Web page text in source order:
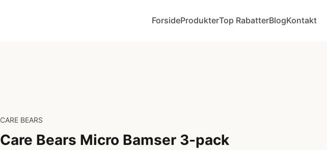
ForsideProdukterTop RabatterBlogKontakt
CARE BEARS
Care Bears Micro Bamser 3-pack